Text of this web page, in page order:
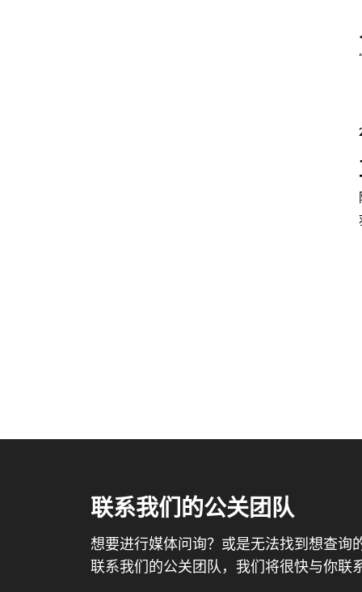
联系我们的公关团队
想要进行媒体问询？或是无法找到想查询
联系我们的公关团队，我们将很快与你联